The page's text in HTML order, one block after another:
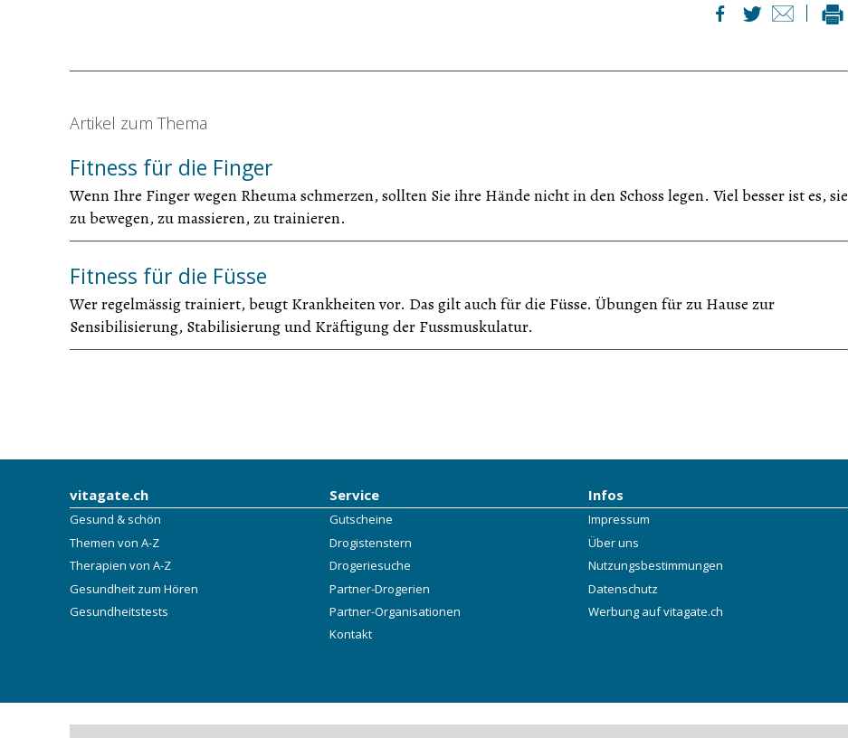
Artikel zum Thema
Fitness für die Finger
Wenn Ihre Finger wegen Rheuma schmerzen, sollten Sie ihre Hände nicht in den Schoss legen. Viel besser ist es, sie
zu bewegen, zu massieren, zu trainieren.
Fitness für die Füsse
Wer regelmässig trainiert, beugt Krankheiten vor. Das gilt auch für die Füsse. Übungen für zu Hause zur
Sensibilisierung, Stabilisierung und Kräftigung der Fussmuskulatur.
vitagate.ch
Gesund & schön
Themen von A-Z
Therapien von A-Z
Gesundheit zum Hören
Gesundheitstests
Service
Gutscheine
Drogistenstern
Drogeriesuche
Partner-Drogerien
Partner-Organisationen
Kontakt
Infos
Impressum
Über uns
Nutzungsbestimmungen
Datenschutz
Werbung auf vitagate.ch